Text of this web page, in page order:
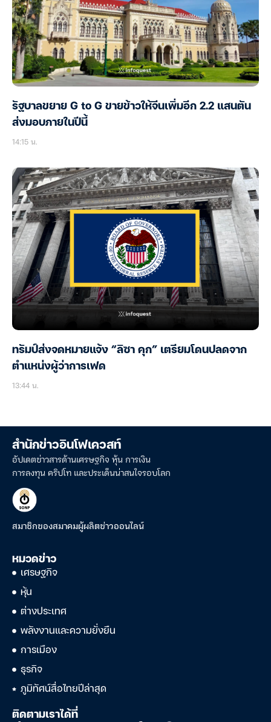
รัฐบาลขยาย G to G ขายข้าวให้จีนเพิ่มอีก 2.2 แสนตัน
ส่งมอบภายในปีนี้
14:15 น.
ทรัมป์ส่งจดหมายแจ้ง “ลิซา คุก” เตรียมโดนปลดจาก
ตำแหน่งผู้ว่าการเฟด
13:44 น.
สำนักข่าวอินโฟเควสท์
อัปเดตข่าวสารด้านเศรษฐกิจ หุ้น การเงิน
การลงทุน คริปโท และประเด็นน่าสนใจรอบโลก
สมาชิกของสมาคมผู้ผลิตข่าวออนไลน์
หมวดข่าว
เศรษฐกิจ
หุ้น
ต่างประเทศ
พลังงานและความยั่งยืน
การเมือง
ธุรกิจ
ภูมิทัศน์สื่อไทยปีล่าสุด
ติดตามเราได้ที่